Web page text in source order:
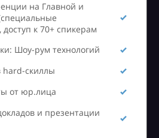
на Главной и
к 70+ спикерам
Шоу-рум технологий
hard-скиллы
от юр.лица
и презентации